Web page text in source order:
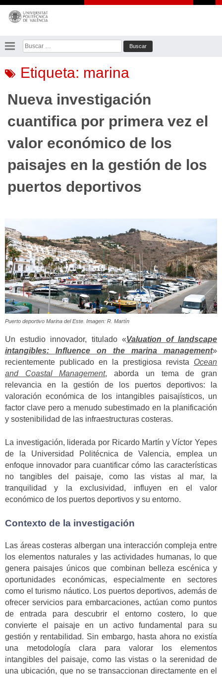
Saltar
contenido
Buscar:
Etiqueta: marina
Nueva investigación
cuantifica por primera vez el
valor económico de los
paisajes en la gestión de los
puertos deportivos
Puerto deportivo Marina del Este. Imagen: R. Martín
Un estudio innovador, titulado «Valuation of landscape
intangibles: Influence on the marina management»
recientemente publicado en la prestigiosa revista Ocean
and Coastal Management, aborda un tema de gran
relevancia en la gestión de los puertos deportivos: la
valoración económica de los intangibles paisajísticos, un
factor clave pero a menudo subestimado en la planificación
y sostenibilidad de las infraestructuras costeras.
La investigación, liderada por Ricardo Martín y Víctor Yepes
de la Universidad Politécnica de Valencia, emplea un
enfoque innovador para cuantificar cómo las características
no tangibles del paisaje, como las vistas al mar, la
tranquilidad y la exclusividad, influyen en el valor
económico de los puertos deportivos y su entorno.
Contexto de la investigación
Las áreas costeras albergan una interacción compleja entre
los elementos naturales y las actividades humanas, lo que
genera paisajes únicos que combinan belleza escénica y
oportunidades económicas, especialmente en sectores
como el turismo náutico. Los puertos deportivos, además de
ofrecer servicios para embarcaciones, actúan como puntos
de entrada para descubrir el entorno costero, lo que
convierte el paisaje en un activo fundamental para su
gestión y rentabilidad. Sin embargo, hasta ahora no existía
una metodología clara para valorar los elementos
intangibles del paisaje, como las vistas o la serenidad de
una ubicación, que no se transaccionan directamente en el